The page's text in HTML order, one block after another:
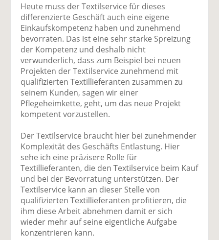
Heute muss der Textilservice für dieses
differenzierte Geschäft auch eine eigene
Einkaufskompetenz haben und zunehmend
bevorraten. Das ist eine sehr starke Spreizung
der Kompetenz und deshalb nicht
verwunderlich, dass zum Beispiel bei neuen
Projekten der Textilservice zunehmend mit
qualifizierten Textillieferanten zusammen zu
seinem Kunden, sagen wir einer
Pflegeheimkette, geht, um das neue Projekt
kompetent vorzustellen.
Der Textilservice braucht hier bei zunehmender
Komplexität des Geschäfts Entlastung. Hier
sehe ich eine präzisere Rolle für
Textillieferanten, die den Textilservice beim Kauf
und bei der Bevorratung unterstützen. Der
Textilservice kann an dieser Stelle von
qualifizierten Textillieferanten profitieren, die
ihm diese Arbeit abnehmen damit er sich
wieder mehr auf seine eigentliche Aufgabe
konzentrieren kann.